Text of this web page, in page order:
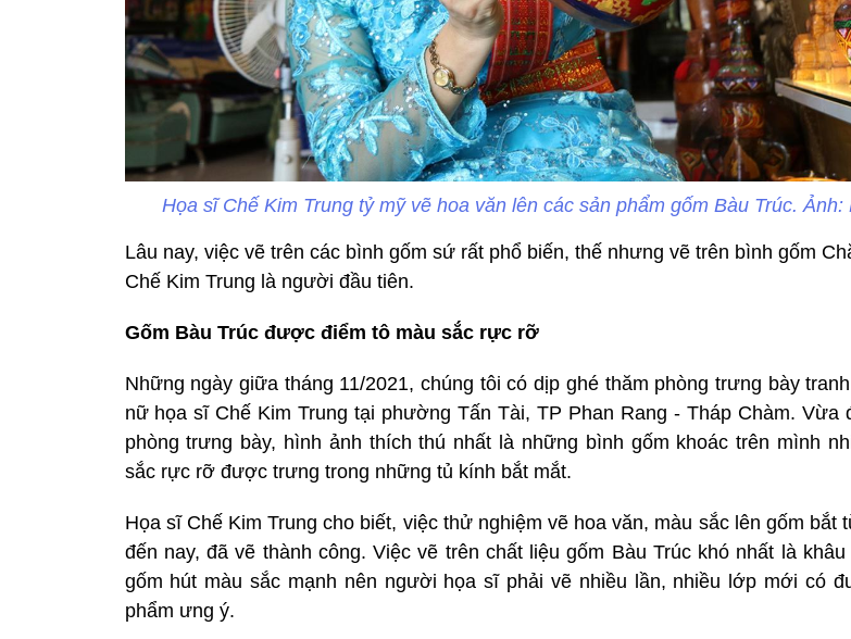
Họa sĩ Chế Kim Trung tỷ mỹ vẽ hoa văn lên các sản phẩm gốm Bàu Trúc. Ảnh:
Lâu nay, việc vẽ trên các bình gốm sứ rất phổ biến, thế nhưng vẽ trên bình gốm
Chế Kim Trung là người đầu tiên.
Gốm Bàu Trúc được điểm tô màu sắc rực rỡ
Những ngày giữa tháng 11/2021, chúng tôi có dịp ghé thăm phòng trưng bày
nữ họa sĩ Chế Kim Trung tại phường Tấn Tài, TP Phan Rang - Tháp Chàm. Vừa
phòng trưng bày, hình ảnh thích thú nhất là những bình gốm khoác trên mình
sắc rực rỡ được trưng trong những tủ kính bắt mắt.
Họa sĩ Chế Kim Trung cho biết, việc thử nghiệm vẽ hoa văn, màu sắc lên gốm bắt
đến nay, đã vẽ thành công. Việc vẽ trên chất liệu gốm Bàu Trúc khó nhất là
gốm hút màu sắc mạnh nên người họa sĩ phải vẽ nhiều lần, nhiều lớp mới có
phẩm ưng ý.